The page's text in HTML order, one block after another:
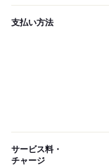
支払い方法
サービス料・
チャージ